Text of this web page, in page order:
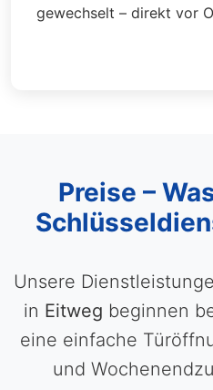
gewechselt – direkt vor
Preise –
Unsere
in Eitweg beginnen
eine einfache
und